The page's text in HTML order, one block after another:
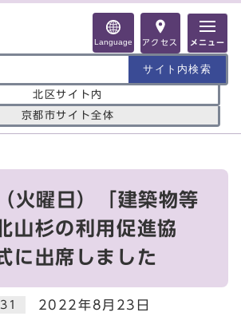
Language アクセス メニュー
北区サイト内
京都市サイト全体
火曜日）「建築物等
山杉の利用促進協
に出席しました
2022年8月23日